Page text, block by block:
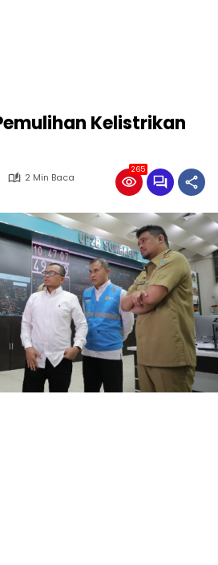
Kelistrikan
2 Min Baca
265